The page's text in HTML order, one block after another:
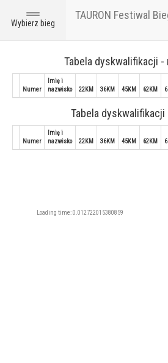
Toggle
navigation
Wybierz bieg
TAURON Festiwal
Tabela dyskwalifikacji -
Numer
Imię i
nazwisko
22KM 36KM 45KM 62KM
Tabela
Numer
Imię i
nazwisko
22KM 36KM 45KM 62KM
Loading time: 0.012722015380859